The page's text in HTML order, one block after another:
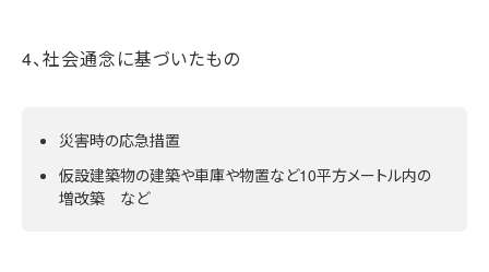
4、社会通念に基づいたもの
災害時の応急措置
仮設建築物の建築や車庫や物置など10平方メートル内の
増改築 など